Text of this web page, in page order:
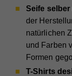
Seife
der
natürlichen
und Farben
Formen
T-Shirts
Zweck
Name
Anbieter
Laufzeit 1 Tag
Zweck
um
GPS-
verkauft
Name _fbp
Anbieter
Cookie-
Statistik
Statistik-
mit unserer